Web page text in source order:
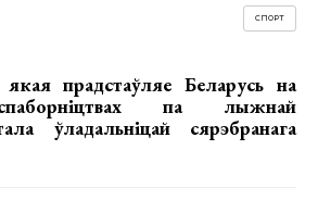
СПОРТ
якая прадстаўляе Беларусь на
па лыжнай
ўладальніцай сярэбранага